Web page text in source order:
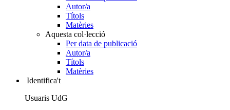
Autor/a
Títols
Matèries
Aquesta col·lecció
Per data de publicació
Autor/a
Títols
Matèries
Identifica't
Usuaris UdG